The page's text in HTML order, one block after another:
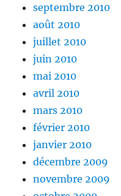
septembre 2010
août 2010
juillet 2010
juin 2010
mai 2010
avril 2010
mars 2010
février 2010
janvier 2010
décembre 2009
novembre 2009